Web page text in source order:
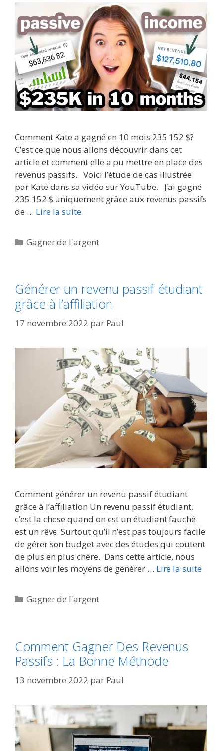
Comment Kate a gagné en 10 mois 235 152 $?
C’est ce que nous allons découvrir dans cet
article et comment elle a pu mettre en place des
revenus passifs. Voici l’étude de cas illustrée
par Kate dans sa vidéo sur YouTube. J’ai gagné
235 152 $ uniquement grâce aux revenus passifs
de … Lire la suite
Catégories
Gagner de l'argent
Générer un revenu passif étudiant
grâce à l’affiliation
17 novembre 2022 par Paul
Comment générer un revenu passif étudiant
grâce à l’affiliation Un revenu passif étudiant,
c’est la chose quand on est un étudiant fauché
est un rêve. Surtout qu’il n’est pas toujours facile
de gérer son budget avec des études qui coutent
de plus en plus chère. Dans cette article, nous
allons voir les moyens de générer … Lire la suite
Catégories
Gagner de l'argent
Comment Gagner Des Revenus
Passifs : La Bonne Méthode
13 novembre 2022 par Paul